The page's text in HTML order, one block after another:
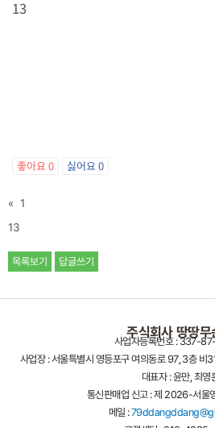
13
좋아요0 싫어요0
« 1
13
목록보기 답글쓰기
주식회사 땅땅무
사업자등록번호 : 337-
사업장 : 서울특별시 영등포구 여의동로 97, 3층 비
대표자 : 윤만, 최영
통신판매업 신고 : 제 2026-서
메일 :